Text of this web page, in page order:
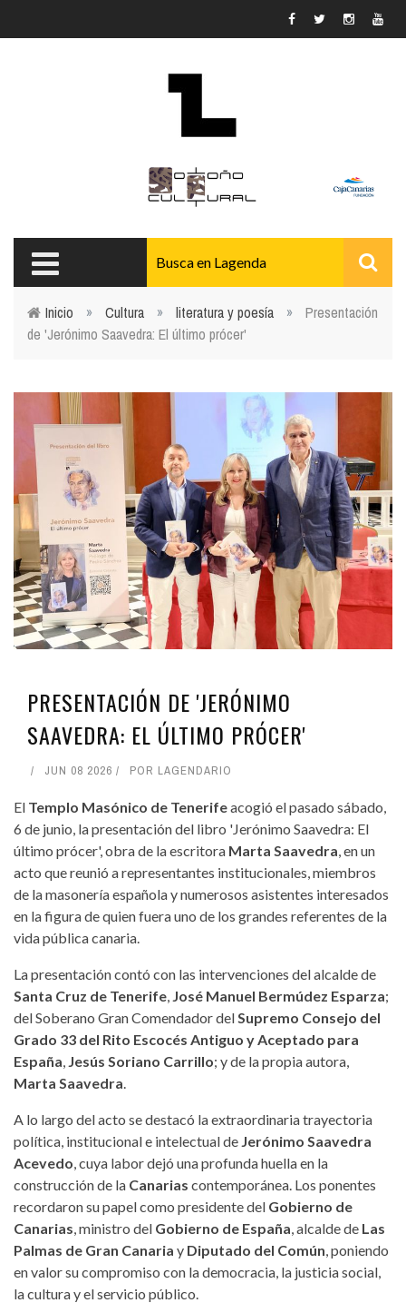
Usted está aquí
Inicio » Cultura » literatura y poesía »
Presentación
de 'Jerónimo Saavedra: El último prócer'
PRESENTACIÓN DE 'JERÓNIMO
SAAVEDRA: EL ÚLTIMO PRÓCER'
JUN 08 2026 POR LAGENDARIO
El Templo Masónico de Tenerifeacogió el pasado sábado,
6 de junio, la presentación del libro 'Jerónimo Saavedra: El
último prócer', obra de la escritora Marta Saavedra, en un
acto que reunió a representantes institucionales, miembros
de la masonería española y numerosos asistentes interesados
en la figura de quien fuera uno de los grandes referentes de la
vida pública canaria.
La presentación contó con las intervenciones del alcalde de
Santa Cruz de Tenerife, José Manuel Bermúdez Esparza;
del Soberano Gran Comendador delSupremo Consejo del
Grado 33 del Rito Escocés Antiguo y Aceptado para
España, Jesús Soriano Carrillo; y de la propia autora,
Marta Saavedra.
A lo largo del acto se destacó la extraordinaria trayectoria
política, institucional e intelectual de Jerónimo Saavedra
Acevedo, cuya labor dejó una profunda huella en la
construcción de la Canarias contemporánea. Los ponentes
recordaron su papel como presidente del Gobierno de
Canarias, ministro del Gobierno de España, alcalde de Las
Palmas de Gran Canaria y Diputado del Común, poniendo
en valor su compromiso con la democracia, la justicia social,
la cultura y el servicio público.